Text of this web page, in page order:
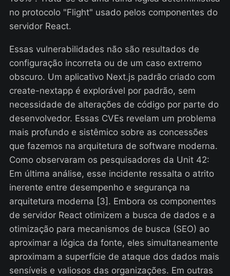
no protocolo "Flight" usado pelos componentes do
servidor React.
Essas vulnerabilidades não são resultados de
configuração incorreta ou de um caso extremo
obscuro. Um aplicativo Next.js padrão criado com
create-nextapp é explorável por padrão, sem
necessidade de alterações de código por parte do
desenvolvedor. Essas CVEs revelam um problema
mais profundo e sistêmico sobre as concessões
que fazemos na arquitetura de software moderna.
Como observaram os pesquisadores da Unit 42:
Em última análise, esse incidente ressalta o atrito
inerente entre desempenho e segurança na
arquitetura moderna [3]. Embora os componentes
de servidor React otimizem a busca de dados e a
otimização para mecanismos de busca (SEO) ao
aproximar a lógica da fonte, eles simultaneamente
aproximam a superfície de ataque dos dados mais
sensíveis e valiosos das organizações. Em outras